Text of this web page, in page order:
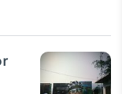
습니
키
봐